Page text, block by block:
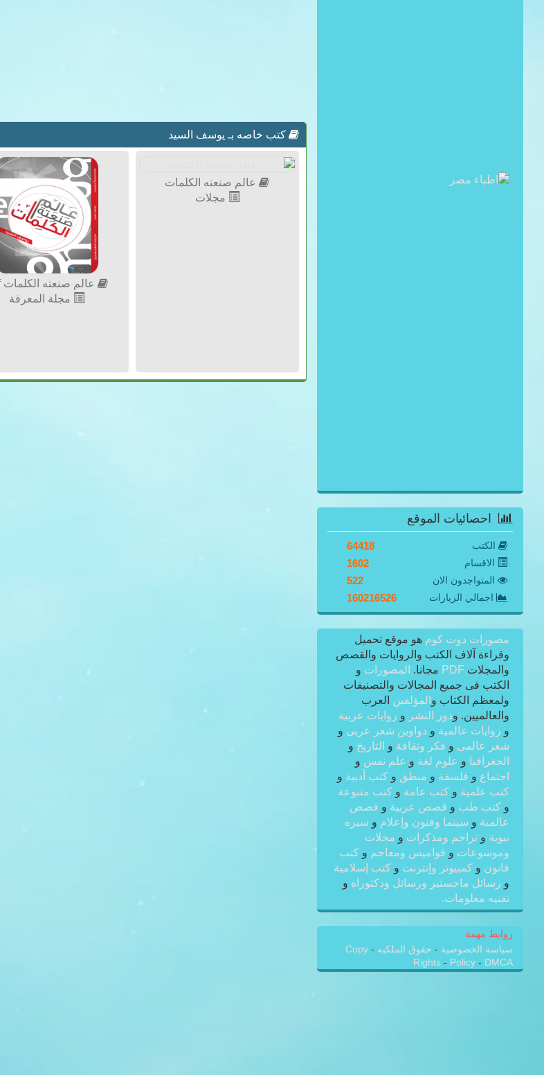
كتب خاصه بـ يوسف السيد
عالم صنعته الكلمات
مجلات
عالم صنعته الكلمات pdf
مجلة المعرفة
احصائيات الموقع
الكتب 64418
الاقسام 1602
المتواجدون الان 522
اجمالي الزيارات 160216526
مصورات دوت كوم هو موقع تحميل
وقراءة آلاف الكتب والروايات والقصص
والمجلات PDF مجانا. المصورات و
الكتب فى جميع المجالات والتصنيفات
ولمعظم الكتاب و المؤلفين العرب
والعالميين. ودور النشر و روايات عربية
و روايات عالمية و دواوين شعر عربى و
شعر عالمى و فكر وثقافة و التاريخ و
الجغرافيا و علوم لغة و علم نفس و
اجتماع و فلسفة و منطق و كتب أدبية و
كتب علمية و كتب عامة و كتب متنوعة
و كتب طب و قصص عربية و قصص
عالمية و سينما وفنون وإعلام و سيره
نبوية و تراجم ومذكرات و مجلات
وموسوعات و قواميس ومعاجم و كتب
قانون و كمبيوتر وإنترنت و كتب إسلامية
و رسائل ماجستير ورسائل ودكتوراه و
تقنيه معلومات.
روابط مهمة
سياسة الخصوصية - حقوق الملكيه -
Copy
Rights - Policy - DMCA